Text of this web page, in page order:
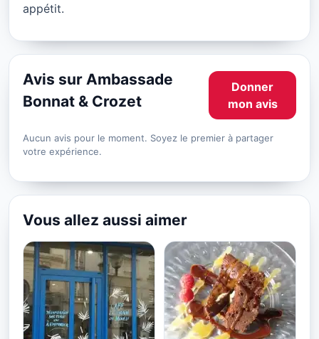
appétit.
Avis sur Ambassade
Bonnat & Crozet
Donner
mon avis
Aucun avis pour le moment. Soyez le premier à partager
votre expérience.
Vous allez aussi aimer